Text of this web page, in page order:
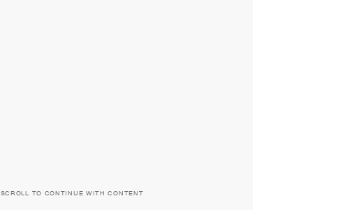
SCROLL TO CONTINUE WITH CONTENT